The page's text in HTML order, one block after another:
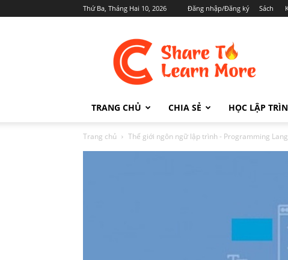
Thứ Ba, Tháng Hai 10, 2026 Đăng nhập/Đăng ký Sách
TRANG CHỦ CHIA SẺ HỌC LẬP
Trang chủ Thế giới ngôn ngữ lập trình - Programming